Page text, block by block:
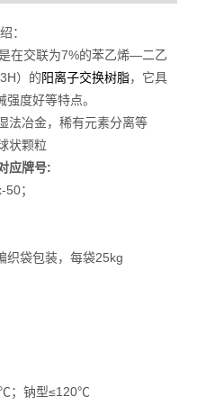
：
在交联为7%的苯乙烯—二乙
）的阳离子交换树脂，它具
度好等特点。
法冶金，稀有元素分离等
状颗粒
应牌号:
；
织袋包装，每袋25kg
；钠型≤120℃